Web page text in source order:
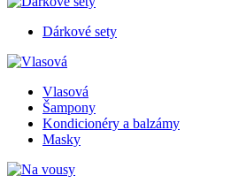
Dárkové sety
Vlasová
Šampony
Kondicionéry a balzámy
Masky